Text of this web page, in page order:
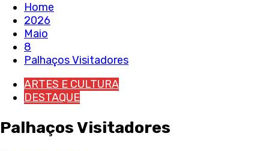
Home
2026
Maio
8
Palhaços Visitadores
ARTES E CULTURA
DESTAQUE
Palhaços Visitadores